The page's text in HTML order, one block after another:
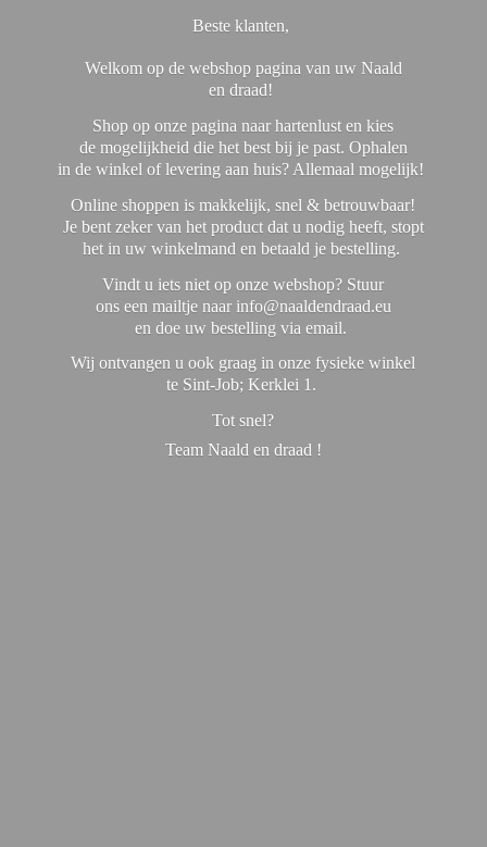
Beste klanten,
Welkom op de webshop pagina van uw Naald
en draad!
Shop op onze pagina naar hartenlust en kies
de mogelijkheid die het best bij je past. Ophalen
in de winkel of levering aan huis? Allemaal mogelijk!
Online shoppen is makkelijk, snel & betrouwbaar!
Je bent zeker van het product dat u nodig heeft, stopt
het in uw winkelmand en betaald je bestelling.
Vindt u iets niet op onze webshop? Stuur
ons een mailtje naar info@naaldendraad.eu
en doe uw bestelling via email.
Wij ontvangen u ook graag in onze fysieke winkel
te Sint-Job; Kerklei 1.
Tot snel?
Team Naald en draad !